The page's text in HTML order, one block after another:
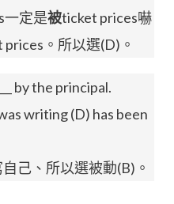
一定是被ticket prices嚇
。所以選(D)。
by the principal.
writing (D) has been
己、所以選被動(B)。